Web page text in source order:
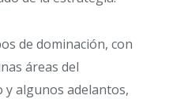
de dominación, con
áreas del
algunos adelantos,